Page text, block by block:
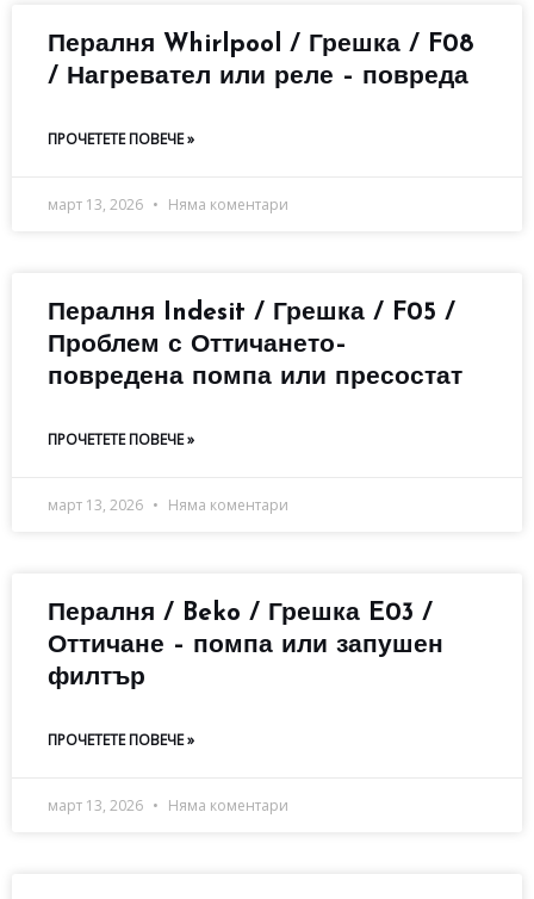
Пералня Whirlpool / Грешка / F08
/ Нагревател или реле – повреда
ПРОЧЕТЕТЕ ПОВЕЧЕ »
март 13, 2026 Няма коментари
Пералня Indesit / Грешка / F05 /
Проблем с Оттичането–
повредена помпа или пресостат
ПРОЧЕТЕТЕ ПОВЕЧЕ »
март 13, 2026 Няма коментари
Пералня / Beko / Грешка E03 /
Оттичане – помпа или запушен
филтър
ПРОЧЕТЕТЕ ПОВЕЧЕ »
март 13, 2026 Няма коментари